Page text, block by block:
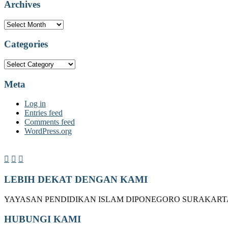
Archives
Archives
Categories
Categories
Meta
Log in
Entries feed
Comments feed
WordPress.org
LEBIH DEKAT DENGAN KAMI
YAYASAN PENDIDIKAN ISLAM DIPONEGORO
HUBUNGI KAMI